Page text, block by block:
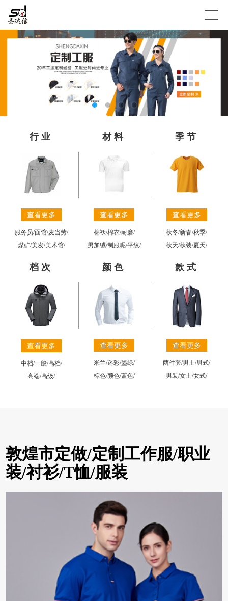
行业
查看更多
服务员/面馆/麦当劳/
煤矿/美发/美术馆/
材料
查看更多
棉袄/棉衣/耐磨/
男加绒/制服呢/平纹/
季节
查看更多
秋冬/新春/秋季/
秋天/秋装/夏天/
档次
查看更多
中档/一般/高档/
高端/高级/
颜色
查看更多
米兰/迷彩/墨绿/
棕色/颜色/蓝色/
款式
查看更多
两件套/男士/男式/
男装/女士/女式/
敦煌市定做/定制工作服/职业
装/衬衫/T恤/服装